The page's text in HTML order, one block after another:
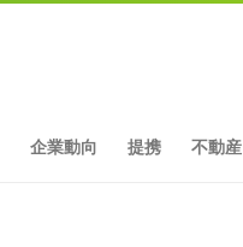
企業動向 提携 不動産